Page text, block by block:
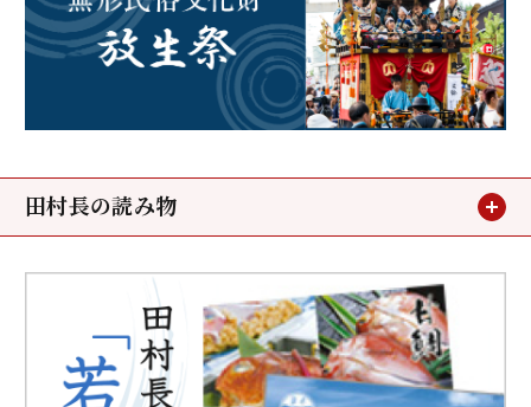
田村長の読み物
お客様の声
メディア掲載
鯖街道ウォーキング